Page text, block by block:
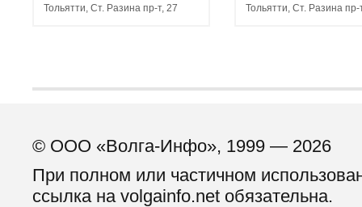
Тольятти, Ст. Разина пр-т, 27 Тольятти, Ст. Разина пр-
© ООО «Волга-Инфо», 1999 — 2026
При полном или частичном
ссылка на volgainfo.net обязательна.